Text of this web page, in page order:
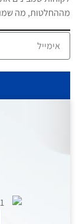
מההחלטות, מה